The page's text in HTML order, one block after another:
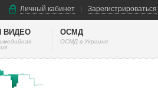
Личный кабинет Зарегистрироваться
ВИДЕО ОСМД
ОСМД в Украине